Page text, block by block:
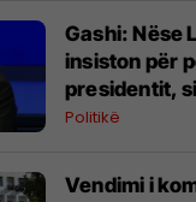
Gashi: Nëse
insiston për
presidentit,
komplikohet -
Politikë
Vendimi i